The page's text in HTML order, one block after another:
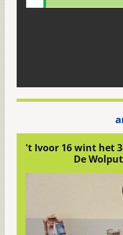
't Ivoor 16 wint het
De